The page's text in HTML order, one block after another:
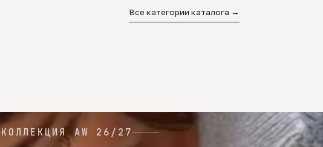
Все категории каталога →
КОЛЛЕКЦИЯ AW 26/27